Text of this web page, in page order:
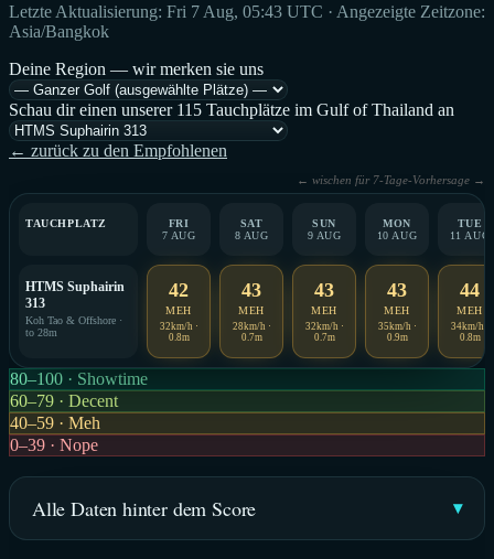
Letzte Aktualisierung: Fri 7 Aug, 05:43 UTC · Angezeigte Zeitzone:
Asia/Bangkok
Deine Region — wir merken sie uns
Schau dir einen unserer 115 Tauchplätze im Gulf of Thailand an
← zurück zu den Empfohlenen
← wischen für 7-Tage-Vorhersage →
TAUCHPLATZ
FRI
7 AUG
SAT
8 AUG
SUN
9 AUG
MON
10 AUG
TUE
11 AUG
HTMS Suphairin
313
Koh Tao & Offshore ·
to 28m
42
MEH
32km/h ·
0.8m
43
MEH
28km/h ·
0.7m
43
MEH
32km/h ·
0.7m
43
MEH
35km/h ·
0.9m
44
MEH
34km/h ·
0.8m
80–100 · Showtime
60–79 · Decent
40–59 · Meh
0–39 · Nope
Alle Daten hinter dem Score